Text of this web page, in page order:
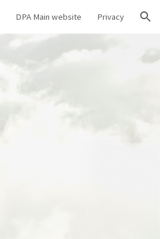
DPA Main website Privacy